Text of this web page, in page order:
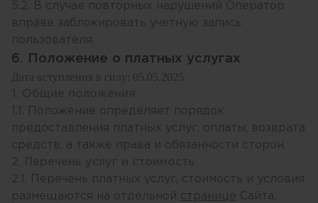
5.2. В случае повторных нарушений Оператор
вправе заблокировать учетную запись
пользователя.
6. Положение о платных услугах
Дата вступления в силу: 05.05.2025
1.1. Положение определяет порядок
предоставления платных услуг, оплаты, возврата
средств, а также права и обязанности сторон.
2.1. Перечень платных услуг, стоимость и условия
размещаются на отдельной странице Сайта.